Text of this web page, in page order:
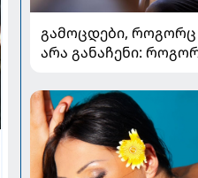
გამოცდები,
არა განაჩენი:
მომავალი